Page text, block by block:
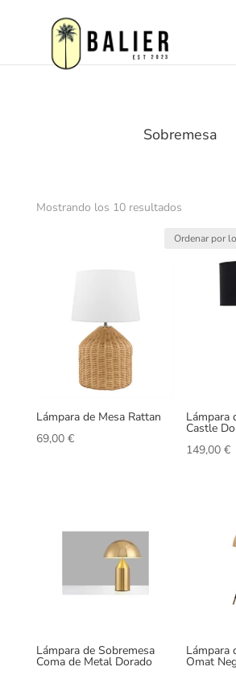
Sobremesa
Mostrando los 10 resultadosOrdenado
los
Lámpara de Mesa Rattan
69,00 €
Lámpara
Castle
149,00€
Lámpara de Sobremesa
Coma de Metal Dorado
Lámpara
Omat